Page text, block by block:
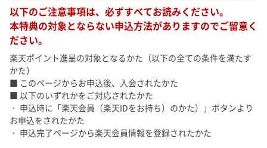
以下のご注意事項は、必ずすべてお読みください。
本特典の対象とならない申込方法がありますのでご留意く
ださい。
楽天ポイント進呈の対象となるかた（以下の全ての条件を満たす
かた）
■ このページからお申込後、入会されたかた
■ 以下のいずれかをご対応されたかた
・ 申込時に「楽天会員（楽天IDをお持ち）のかた）」ボタンより
お申込をされたかた
・ 申込完了ページから楽天会員情報を登録されたかた